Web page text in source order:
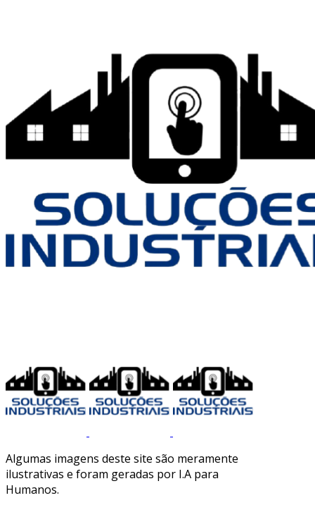
Algumas imagens deste site são meramente
ilustrativas e foram geradas por I.A para
Humanos.